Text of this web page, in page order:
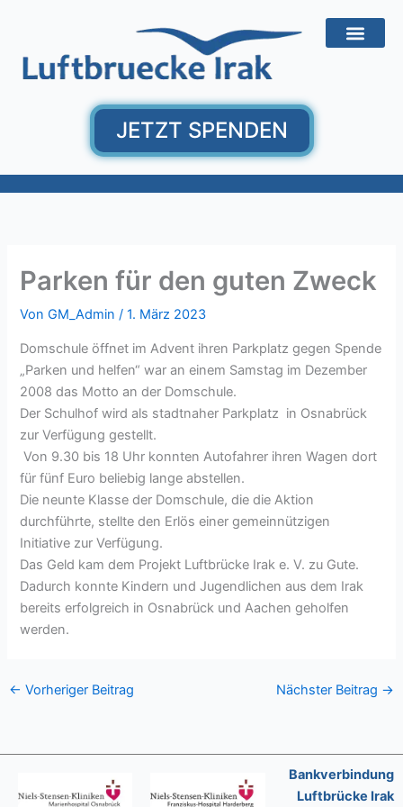
springen
JETZT SPENDEN
Parken für den guten Zweck
VonGM_Admin/1. März 2023
Domschule öffnet im Advent ihren Parkplatz gegen Spende
„Parken und helfen“ war an einem Samstag im Dezember
2008 das Motto an der Domschule.
Der Schulhof wird als stadtnaher Parkplatz in Osnabrück
zur Verfügung gestellt.
Von 9.30 bis 18 Uhr konnten Autofahrer ihren Wagen dort
für fünf Euro beliebig lange abstellen.
Die neunte Klasse der Domschule, die die Aktion
durchführte, stellte den Erlös einer gemeinnützigen
Initiative zur Verfügung.
Das Geld kam dem Projekt Luftbrücke Irak e. V. zu Gute.
Dadurch konnte Kindern und Jugendlichen aus dem Irak
bereits erfolgreich in Osnabrück und Aachen geholfen
werden.
← Vorheriger Beitrag Nächster Beitrag →
Bankverbindung
Luftbrücke Irak